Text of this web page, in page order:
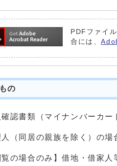
PDFファイ
合には、
の
認書類（マイナンバーカ
（同居の親族を除く）の
覧の場合のみ】借地・借家